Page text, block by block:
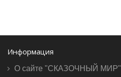
Информация
О сайте "СКАЗОЧНЫЙ МИР"